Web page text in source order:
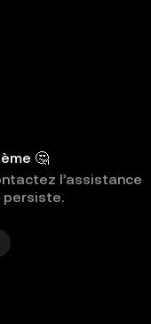
🤔
l’assistance
persiste.